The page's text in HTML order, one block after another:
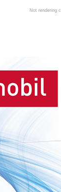
Not rendering